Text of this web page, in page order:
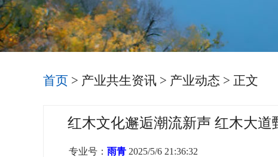
首页 > 产业共生资讯 > 产业动态 > 正文
红木文化邂逅潮流新声 红木大道
专业号： 雨青 2025/5/6 21:36:32